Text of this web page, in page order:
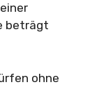
beträgt
ohne